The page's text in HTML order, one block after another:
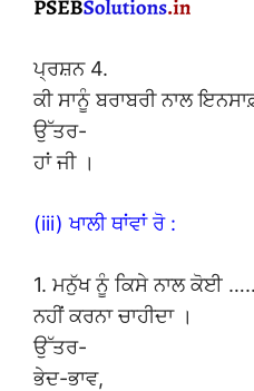
ਪ੍ਰਸ਼ਨ 4.
ਕੀ ਸਾਨੂੰ ਬਰਾਬਰੀ ਨਾਲ
ਉੱਤਰ-
ਹਾਂ ਜੀ ।
(iii) ਖਾਲੀ ਥਾਂਵਾਂ ਰੋ :
1. ਮਨੁੱਖ ਨੂੰ ਕਿਸੇ ਨਾਲ
ਨਹੀਂ ਕਰਨਾ ਚਾਹੀਦਾ ।
ਉੱਤਰ-
ਭੇਦ-ਭਾਵ,